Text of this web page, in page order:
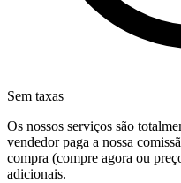
Sem taxas
Os nossos serviços são
vendedor paga a nossa
compra (compre agora ou
adicionais.